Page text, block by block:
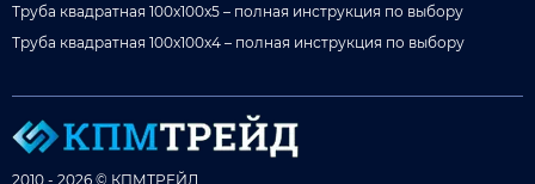
Труба квадратная 100x100x5 – полная инструкция по выбору
Труба квадратная 100x100x4 – полная инструкция по выбору
2010 - 2026 © КПМТРЕЙД